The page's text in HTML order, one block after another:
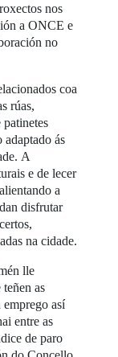
nos
a ONCE e
no
coa
rúas,
ás
A
e de lecer
a
disfrutar
na cidade.
lle
as
emprego así
entre as
de paro